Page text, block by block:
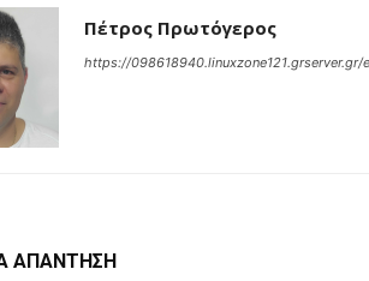
Πέτρος Πρωτόγερος
https://098618940.linuxzone121.grserver.gr/
ΑΠΑΝΤΗΣΗ